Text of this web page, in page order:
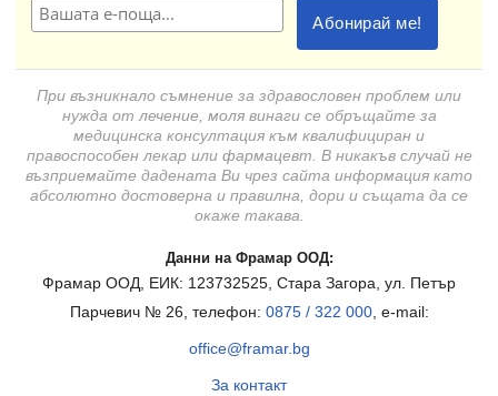
При възникнало съмнение за здравословен проблем или
нужда от лечение, моля винаги се обръщайте за
медицинска консултация към квалифициран и
правоспособен лекар или фармацевт. В никакъв случай не
възприемайте дадената Ви чрез сайта информация като
абсолютно достоверна и правилна, дори и същата да се
окаже такава.
Данни на Фрамар ООД:
Фрамар ООД, ЕИК: 123732525, Стара Загора, ул. Петър
Парчевич № 26, телефон: 0875 / 322 000, e-mail:
office@framar.bg
За контакт